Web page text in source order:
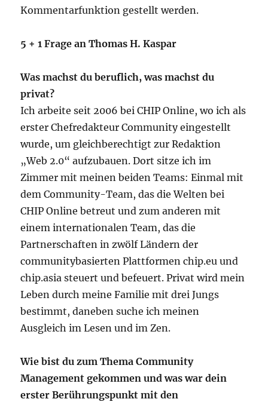
Kommentarfunktion gestellt werden.
5 + 1 Frage an Thomas H. Kaspar
Was machst du beruflich, was machst du
privat?
Ich arbeite seit 2006 bei CHIP Online, wo ich als
erster Chefredakteur Community eingestellt
wurde, um gleichberechtigt zur Redaktion
„Web 2.0“ aufzubauen. Dort sitze ich im
Zimmer mit meinen beiden Teams: Einmal mit
dem Community-Team, das die Welten bei
CHIP Online betreut und zum anderen mit
einem internationalen Team, das die
Partnerschaften in zwölf Ländern der
communitybasierten Plattformen chip.eu und
chip.asia steuert und befeuert. Privat wird mein
Leben durch meine Familie mit drei Jungs
bestimmt, daneben suche ich meinen
Ausgleich im Lesen und im Zen.
Wie bist du zum Thema Community
Management gekommen und was war dein
erster Berührungspunkt mit den